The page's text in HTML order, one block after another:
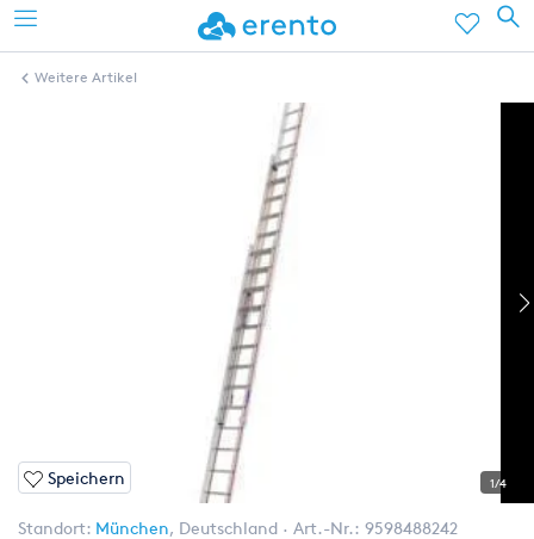
Weitere Artikel
Speichern 1/4
Standort: München, Deutschland Art.-Nr.: 9598488242